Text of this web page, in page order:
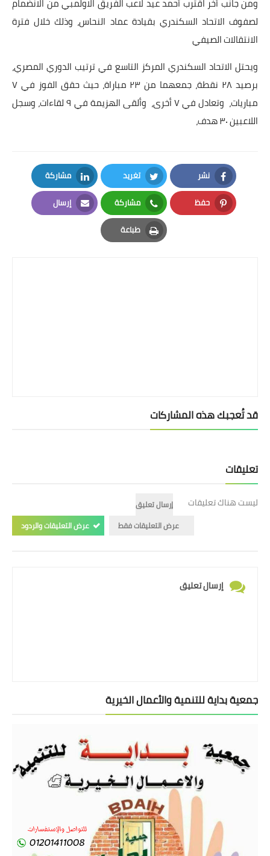
ثقافة
حوادث
ومن جانب أخر اقترب أحمد عيد لاعب الفريق الاولمبي من الانضمام
لصفوف الاتحاد السكندري بقيادة عماد النحاس، وذلك خلال فترة
الانتقالات الصيفي
ويحتل الاتحاد السكندري المركز التاسع في ترتيب الدوري المصري،
برصيد ٢٨ نقطة، جمعهما من ٢٣ مباراة، حيث حقق الفوز في ٧
مباريات، وتعادل في ٧ أخرى، وألقى الهزيمة في ٩ لقاءات، وسجل
اللاعبين ٣٠ هدف،
نشر
Facebook
تغريد
Twitter
مشاركة
LinkedIn
حفظ
Pinterest
مشاركة
Whatsapp
إرسال
Email
طباعة
Print
قد تُعجبك هذه المشاركات
تعليقات
ليست هناك تعليقات
إرسال تعليق
عرض التعليقات فقط
عرض التعليقات والردود
إرسال تعليق
جمعية بداية للتنمية والأعمال الخيرية